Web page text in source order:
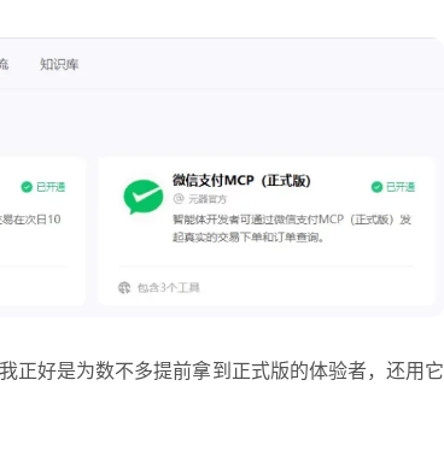
正好是为数不多提前拿到正式版的体验者，还用它